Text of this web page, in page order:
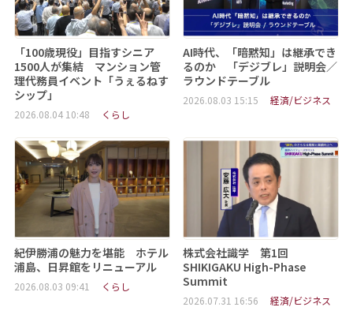
「100歳現役」目指すシニア
1500人が集結 マンション管
理代務員イベント「うぇるねす
シップ」
2026.08.04 10:48 くらし
AI時代、「暗黙知」は継承でき
るのか 「デジブレ」説明会／
ラウンドテーブル
2026.08.03 15:15 経済/ビジネス
紀伊勝浦の魅力を堪能 ホテル
浦島、日昇館をリニューアル
2026.08.03 09:41 くらし
株式会社識学 第1回
SHIKIGAKU High-Phase
Summit
2026.07.31 16:56 経済/ビジネス